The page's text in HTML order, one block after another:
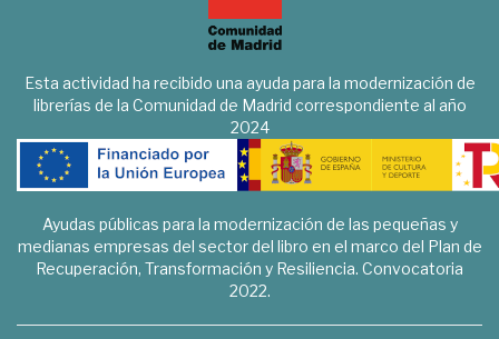
Esta actividad ha recibido una ayuda para la modernización de
librerías de la Comunidad de Madrid correspondiente al año
2024
Ayudas públicas para la modernización de las pequeñas y
medianas empresas del sector del libro en el marco del Plan de
Recuperación, Transformación y Resiliencia. Convocatoria
2022.